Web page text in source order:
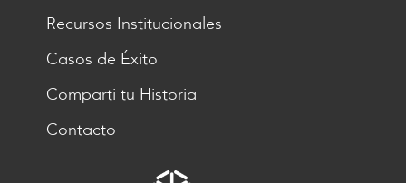
Recursos Institucionales
Casos de Éxito
Comparti tu Historia
Contacto